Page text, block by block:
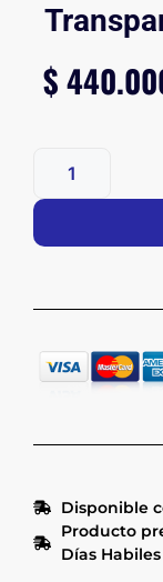
$
Disponible
Producto
Días Habiles